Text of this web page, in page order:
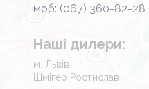
моб: (067) 360-82-28
Наші дилери:
м. Львів
Шмігер Ростислав